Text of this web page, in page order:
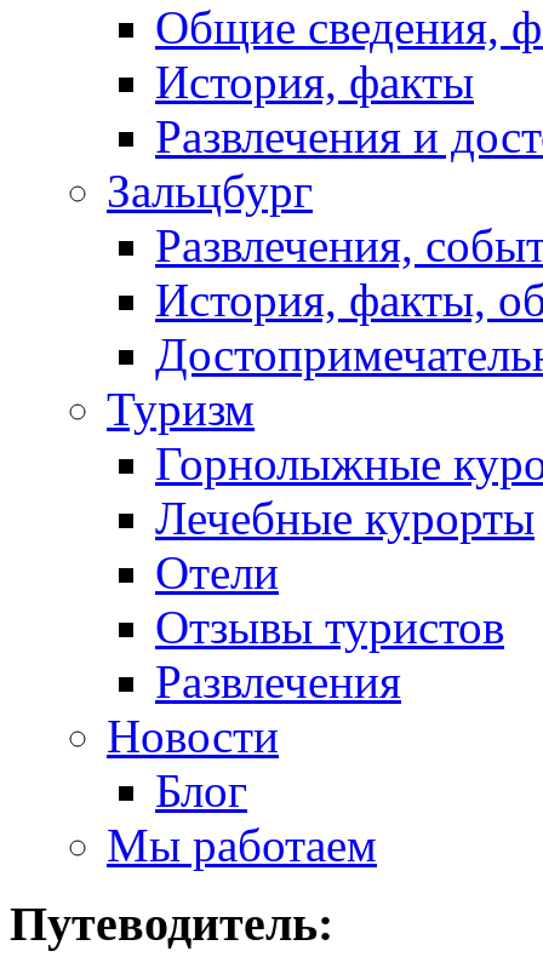
Общие сведения,
История, факты
Развлечения и
Зальцбург
Развлечения,
История, факты,
Туризм
Горнолыжные
Лечебные курорты
Отели
Отзывы туристов
Развлечения
Новости
Блог
Мы работаем
Путеводитель: